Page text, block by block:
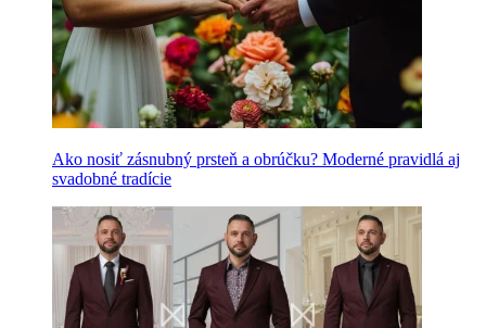
Ako nosiť zásnubný prsteň a obrúčku? Moderné pravidlá aj
svadobné tradície